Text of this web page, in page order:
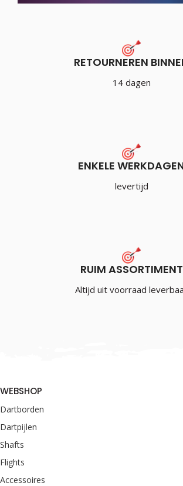
RETOURNEREN
14 dagen
ENKELE
levertijd
RUIM ASSORTIMENT
Altijd uit voorraad
WEBSHOP
Dartborden
Dartpijlen
Shafts
Flights
Accessoires